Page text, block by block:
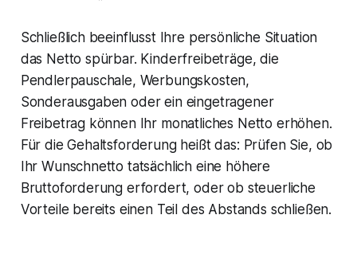
Schließlich beeinflusst Ihre persönliche Situation
das Netto spürbar. Kinderfreibeträge, die
Pendlerpauschale, Werbungskosten,
Sonderausgaben oder ein eingetragener
Freibetrag können Ihr monatliches Netto erhöhen.
Für die Gehaltsforderung heißt das: Prüfen Sie, ob
Ihr Wunschnetto tatsächlich eine höhere
Bruttoforderung erfordert, oder ob steuerliche
Vorteile bereits einen Teil des Abstands schließen.